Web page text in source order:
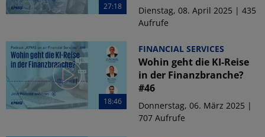
27:18
Dienstag, 08. April 2025 | 435
Aufrufe
18:46
FINANCIAL SERVICES
Wohin geht die KI-Reise
in der Finanzbranche?
#46
Donnerstag, 06. März 2025 |
707 Aufrufe